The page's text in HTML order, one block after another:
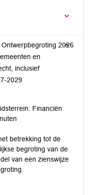
2026
en
inclusief
2029
Financiën
betrekking tot de
begroting van de
van een zienswijze